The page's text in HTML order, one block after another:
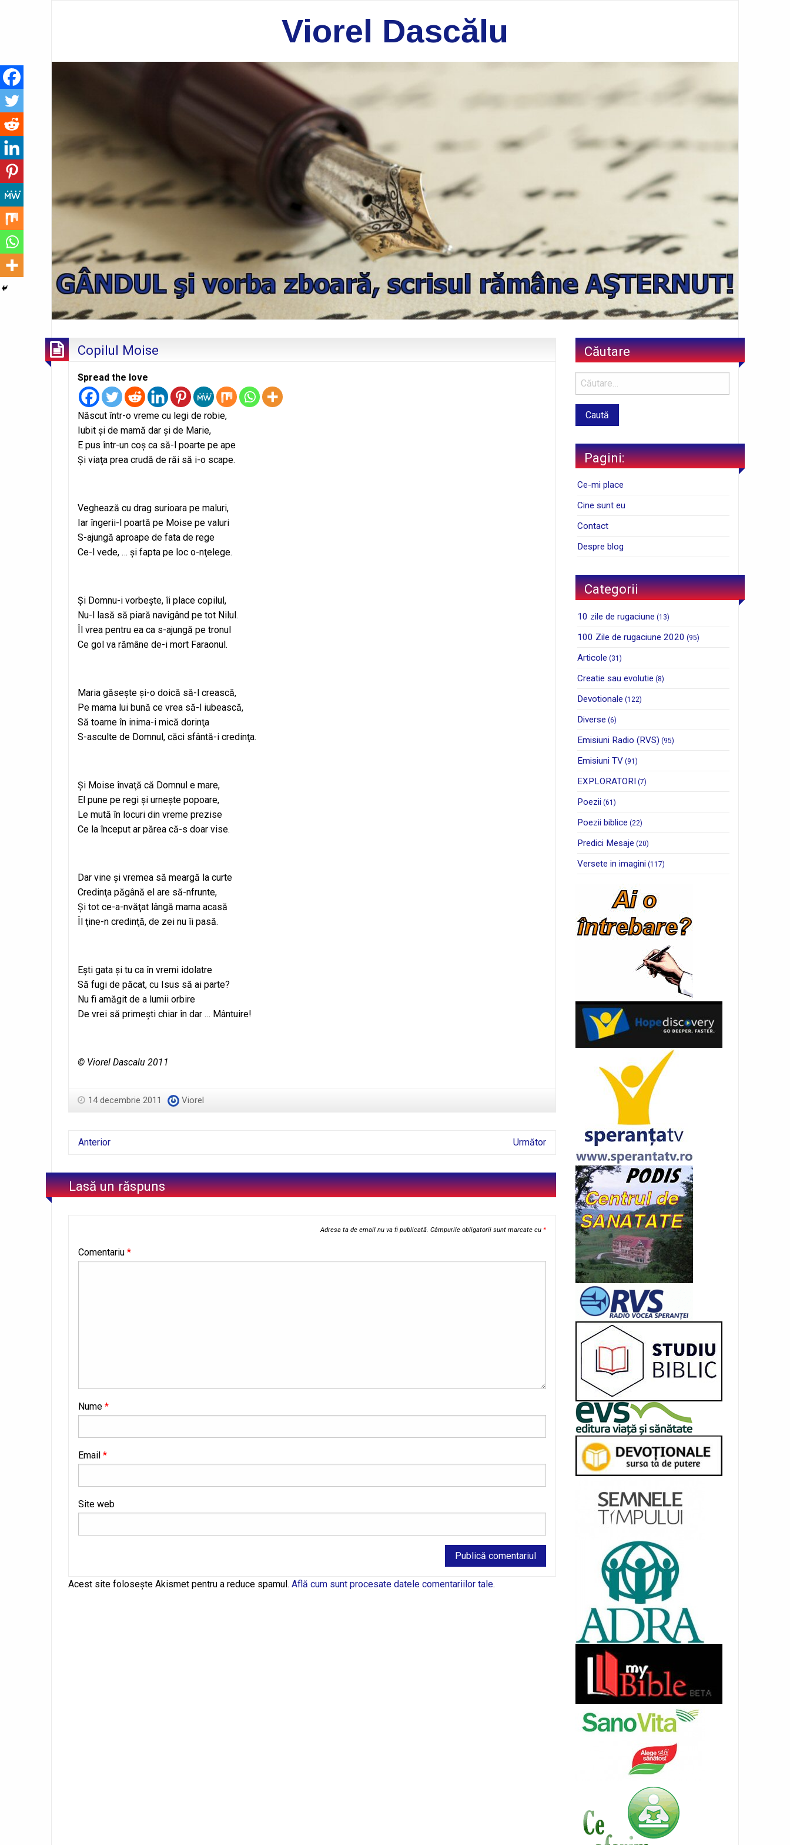
Viorel Dascălu
Copilul Moise
Spread the love
Născut într-o vreme cu legi de robie,
Iubit şi de mamă dar şi de Marie,
E pus într-un coş ca să-l poarte pe ape
Şi viaţa prea crudă de răi să i-o scape.
Veghează cu drag surioara pe maluri,
Iar îngerii-l poartă pe Moise pe valuri
S-ajungă aproape de fata de rege
Ce-l vede, … şi fapta pe loc o-nţelege.
Şi Domnu-i vorbeşte, îi place copilul,
Nu-l lasă să piară navigând pe tot Nilul.
Îl vrea pentru ea ca s-ajungă pe tronul
Ce gol va rămâne de-i mort Faraonul.
Maria găseşte şi-o doică să-l crească,
Pe mama lui bună ce vrea să-l iubească,
Să toarne în inima-i mică dorinţa
S-asculte de Domnul, căci sfântă-i credinţa.
Şi Moise învaţă că Domnul e mare,
El pune pe regi şi urneşte popoare,
Le mută în locuri din vreme prezise
Ce la început ar părea că-s doar vise.
Dar vine şi vremea să meargă la curte
Credinţa păgână el are să-nfrunte,
Şi tot ce-a-nvăţat lângă mama acasă
Îl ţine-n credinţă, de zei nu îi pasă.
Eşti gata şi tu ca în vremi idolatre
Să fugi de păcat, cu Isus să ai parte?
Nu fi amăgit de a lumii orbire
De vrei să primeşti chiar în dar … Mântuire!
© Viorel Dascalu 2011
14 decembrie 2011 Viorel
Anterior Următor
Lasă un răspuns
Adresa ta de email nu va fi publicată. Câmpurile obligatorii sunt marcate cu *
Comentariu *
Nume *
Email *
Site web
Alternative:
Acest site folosește Akismet pentru a reduce spamul. Află cum sunt procesate datele comentariilor tale.
Căutare
Pagini:
Ce-mi place
Cine sunt eu
Contact
Despre blog
Categorii
10 zile de rugaciune (13)
100 Zile de rugaciune 2020 (95)
Articole (31)
Creatie sau evolutie (8)
Devotionale (122)
Diverse (6)
Emisiuni Radio (RVS) (95)
Emisiuni TV (91)
EXPLORATORI (7)
Poezii (61)
Poezii biblice (22)
Predici Mesaje (20)
Versete in imagini (117)